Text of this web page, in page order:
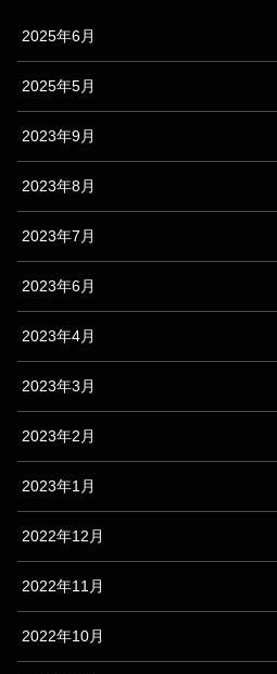
2025年6月
2025年5月
2023年9月
2023年8月
2023年7月
2023年6月
2023年4月
2023年3月
2023年2月
2023年1月
2022年12月
2022年11月
2022年10月